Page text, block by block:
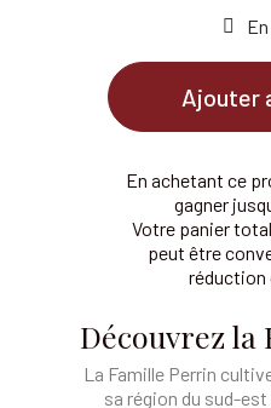
Ajouter
En achetant ce
gagner
Votre panier
peut être
réduction
Découvrez
La Famille Perrin
sa région du sud-